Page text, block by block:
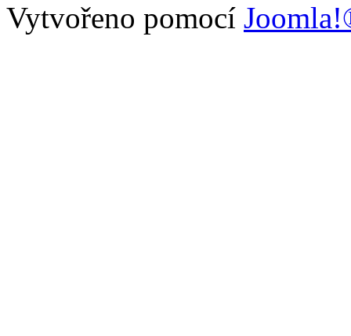
Vytvořeno pomocí